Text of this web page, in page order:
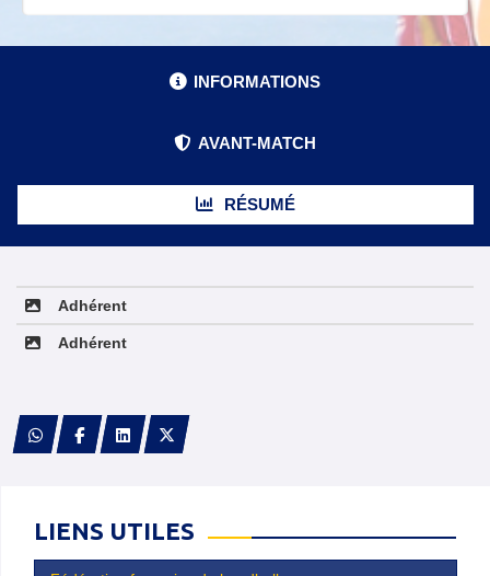
INFORMATIONS
AVANT-MATCH
RÉSUMÉ
Adhérent
Adhérent
LIENS UTILES